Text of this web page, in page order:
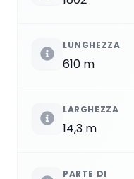
LUNGHEZZA
610 m
LARGHEZZA
14,3 m
PARTE DI